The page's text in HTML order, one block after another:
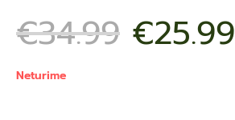
€34.99 €25.99
Neturime